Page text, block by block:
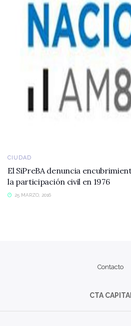
CIUDAD
El SiPreBA denuncia
la participación civil en 1976
25 MARZO, 2016
Contacto
CTA